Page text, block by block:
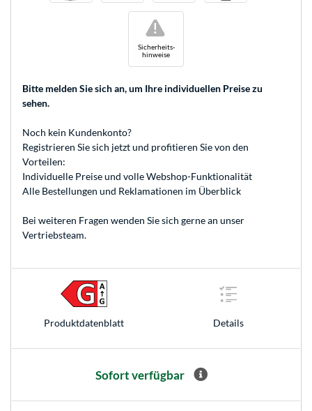
Sicherheits-
hinweise
!
Bitte melden Sie sich an, um Ihre individuellen Preise zu
sehen.
Noch kein Kundenkonto?
Registrieren Sie sich jetzt und profitieren Sie von den
Vorteilen:
Individuelle Preise und volle Webshop-Funktionalität
Alle Bestellungen und Reklamationen im Überblick
Bei weiteren Fragen wenden Sie sich gerne an unser
Vertriebsteam.
Produkt­datenblatt Details
Sofort verfügbar